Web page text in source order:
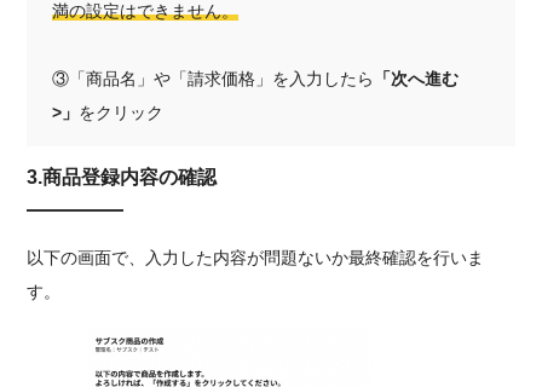
満の設定はできません。
③「商品名」や「請求価格」を入力したら
「次へ進む
>」 をクリック
3.商品登録内容の確認
以下の画面で、入力した内容が問題ないか最終確認を行いま
す。